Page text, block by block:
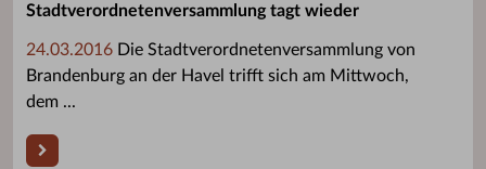
Stadtverordnetenversammlung tagt wieder
24.03.2016 Die Stadtverordnetenversammlung von
Brandenburg an der Havel trifft sich am Mittwoch,
dem ...